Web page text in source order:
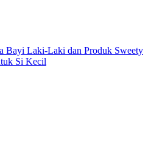
Bayi Laki-Laki dan Produk Sweety
Si Kecil